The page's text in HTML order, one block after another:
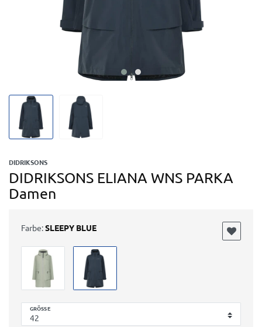
DIDRIKSONS
DIDRIKSONS ELIANA WNS PARKA
Damen
GRÖSSE
Farbe:SLEEPY BLUE